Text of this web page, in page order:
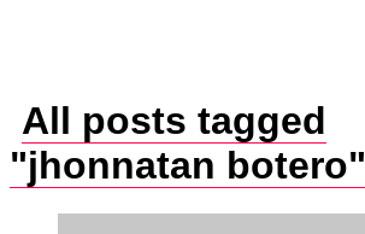
All posts tagged
"jhonnatan botero"